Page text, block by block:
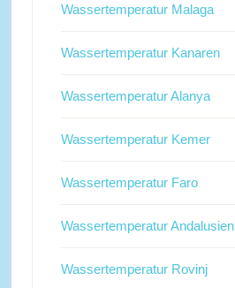
Wassertemperatur Malaga
Wassertemperatur Kanaren
Wassertemperatur Alanya
Wassertemperatur Kemer
Wassertemperatur Faro
Wassertemperatur Andalusien
Wassertemperatur Rovinj